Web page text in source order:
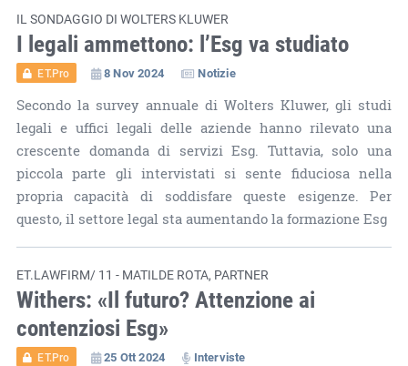
IL SONDAGGIO DI WOLTERS KLUWER
I legali ammettono: l’Esg va studiato
ET.Pro 8 Nov 2024 Notizie
Secondo la survey annuale di Wolters Kluwer, gli studi
legali e uffici legali delle aziende hanno rilevato una
crescente domanda di servizi Esg. Tuttavia, solo una
piccola parte gli intervistati si sente fiduciosa nella
propria capacità di soddisfare queste esigenze. Per
questo, il settore legal sta aumentando la formazione Esg
ET.LAWFIRM/ 11 - MATILDE ROTA, PARTNER
Withers: «Il futuro? Attenzione ai
contenziosi Esg»
ET.Pro 25 Ott 2024 Interviste